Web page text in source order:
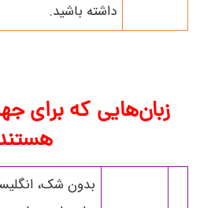
داشته باشید.
زبان‌هایی که برای
بدون شک،